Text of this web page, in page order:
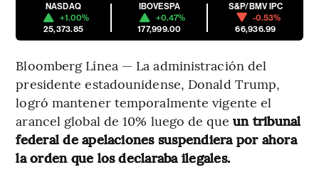
NASDAQ
+1.00%
25,373.85
IBOVESPA
+0.47%
177,999.00
S&P/BMV IPC
-0.53%
66,936.99
Bloomberg Línea — La administración del
presidente estadounidense, Donald Trump,
logró mantener temporalmente vigente el
arancel global de 10% luego de que un tribunal
federal de apelaciones suspendiera por ahora
la orden que los declaraba ilegales.